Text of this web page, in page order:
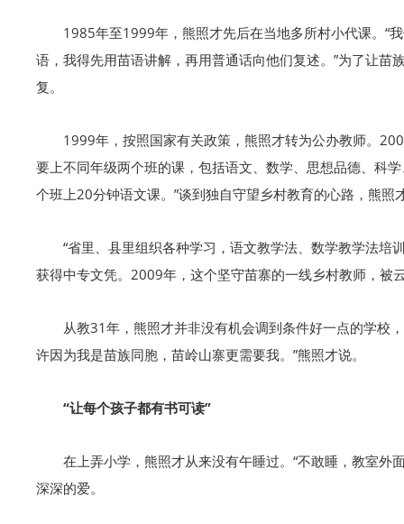
1985年至1999年，熊照才先后在当地多所村小代课。“
语，我得先用苗语讲解，再用普通话向他们复述。”为了让苗
复。
1999年，按照国家有关政策，熊照才转为公办教师。
要上不同年级两个班的课，包括语文、数学、思想品德、科
个班上20分钟语文课。”谈到独自守望乡村教育的心路，熊照
“省里、县里组织各种学习，语文教学法、数学教学法
获得中专文凭。2009年，这个坚守苗寨的一线乡村教师，被
从教31年，熊照才并非没有机会调到条件好一点的学校
许因为我是苗族同胞，苗岭山寨更需要我。”熊照才说。
“让每个孩子都有书可读”
在上弄小学，熊照才从来没有午睡过。“不敢睡，教室
深深的爱。